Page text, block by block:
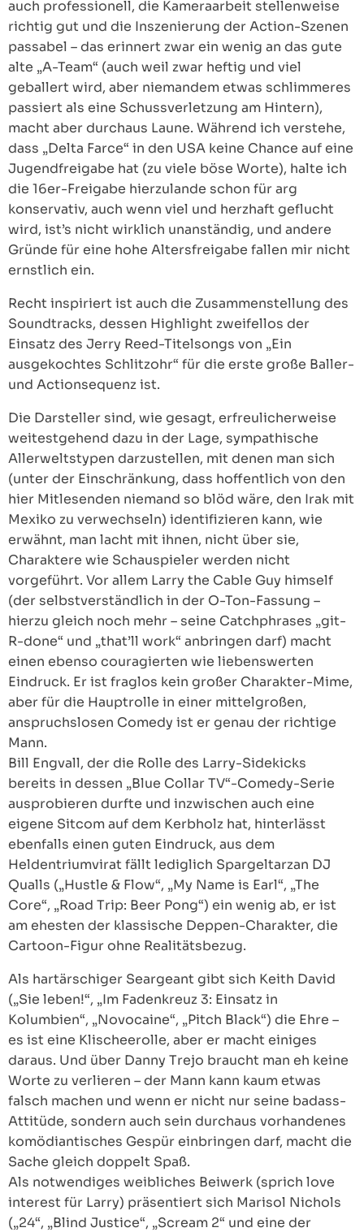
auch professionell, die Kameraarbeit stellenweise
richtig gut und die Inszenierung der Action-Szenen
passabel – das erinnert zwar ein wenig an das gute
alte „A-Team“ (auch weil zwar heftig und viel
geballert wird, aber niemandem etwas schlimmeres
passiert als eine Schussverletzung am Hintern),
macht aber durchaus Laune. Während ich verstehe,
dass „Delta Farce“ in den USA keine Chance auf eine
Jugendfreigabe hat (zu viele böse Worte), halte ich
die 16er-Freigabe hierzulande schon für arg
konservativ, auch wenn viel und herzhaft geflucht
wird, ist’s nicht wirklich unanständig, und andere
Gründe für eine hohe Altersfreigabe fallen mir nicht
ernstlich ein.
Recht inspiriert ist auch die Zusammenstellung des
Soundtracks, dessen Highlight zweifellos der
Einsatz des Jerry Reed-Titelsongs von „Ein
ausgekochtes Schlitzohr“ für die erste große Baller-
und Actionsequenz ist.
Die Darsteller sind, wie gesagt, erfreulicherweise
weitestgehend dazu in der Lage, sympathische
Allerweltstypen darzustellen, mit denen man sich
(unter der Einschränkung, dass hoffentlich von den
hier Mitlesenden niemand so blöd wäre, den Irak mit
Mexiko zu verwechseln) identifizieren kann, wie
erwähnt, man lacht mit ihnen, nicht über sie,
Charaktere wie Schauspieler werden nicht
vorgeführt. Vor allem Larry the Cable Guy himself
(der selbstverständlich in der O-Ton-Fassung –
hierzu gleich noch mehr – seine Catchphrases „git-
R-done“ und „that’ll work“ anbringen darf) macht
einen ebenso couragierten wie liebenswerten
Eindruck. Er ist fraglos kein großer Charakter-Mime,
aber für die Hauptrolle in einer mittelgroßen,
anspruchslosen Comedy ist er genau der richtige
Mann.
Bill Engvall, der die Rolle des Larry-Sidekicks
bereits in dessen „Blue Collar TV“-Comedy-Serie
ausprobieren durfte und inzwischen auch eine
eigene Sitcom auf dem Kerbholz hat, hinterlässt
ebenfalls einen guten Eindruck, aus dem
Heldentriumvirat fällt lediglich Spargeltarzan DJ
Qualls („Hustle & Flow“, „My Name is Earl“, „The
Core“, „Road Trip: Beer Pong“) ein wenig ab, er ist
am ehesten der klassische Deppen-Charakter, die
Cartoon-Figur ohne Realitätsbezug.
Als hartärschiger Seargeant gibt sich Keith David
(„Sie leben!“, „Im Fadenkreuz 3: Einsatz in
Kolumbien“, „Novocaine“, „Pitch Black“) die Ehre –
es ist eine Klischeerolle, aber er macht einiges
daraus. Und über Danny Trejo braucht man eh keine
Worte zu verlieren – der Mann kann kaum etwas
falsch machen und wenn er nicht nur seine badass-
Attitüde, sondern auch sein durchaus vorhandenes
komödiantisches Gespür einbringen darf, macht die
Sache gleich doppelt Spaß.
Als notwendiges weibliches Beiwerk (sprich love
interest für Larry) präsentiert sich Marisol Nichols
(„24“, „Blind Justice“, „Scream 2“ und eine der